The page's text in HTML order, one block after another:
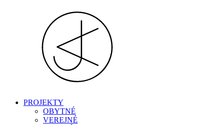
PROJEKTY
OBYTNÉ
VEREJNÉ